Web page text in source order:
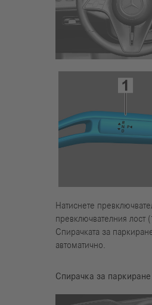
Натиснете
превключвателния лост
Спирачката за
автоматично.
Спирачка за паркиране